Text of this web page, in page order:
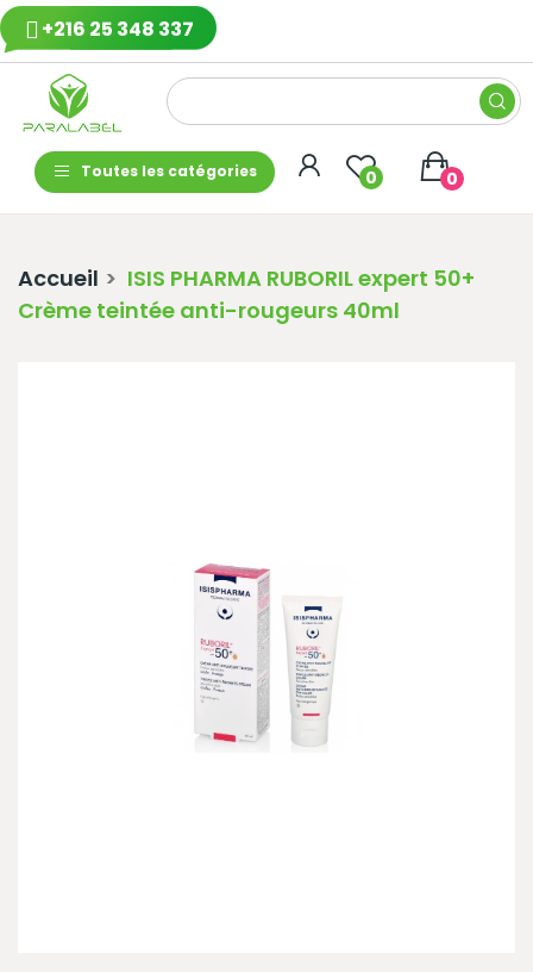
+216 25 348 337
Toutes les catégories 0 0
Accueil
ISIS PHARMA RUBORIL expert 50+
Crème teintée anti-rougeurs 40ml